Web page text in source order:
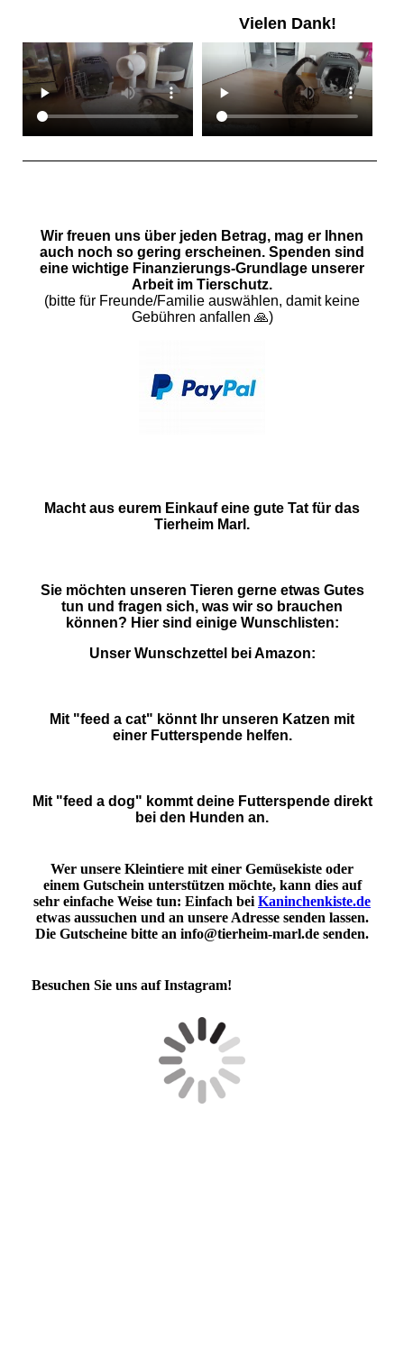
Vielen Dank!
Wir freuen uns über jeden Betrag, mag er Ihnen
auch noch so gering erscheinen. Spenden sind
eine wichtige Finanzierungs-Grundlage unserer
Arbeit im Tierschutz.
(bitte für Freunde/Familie auswählen, damit keine
Gebühren anfallen 🙏)
Macht aus eurem Einkauf eine gute Tat für das
Tierheim Marl.
Sie möchten unseren Tieren gerne etwas Gutes
tun und fragen sich, was wir so brauchen
können? Hier sind einige Wunschlisten:
Unser Wunschzettel bei Amazon:
Mit "feed a cat" könnt Ihr unseren Katzen mit
einer Futterspende helfen.
Mit "feed a dog" kommt deine Futterspende direkt
bei den Hunden an.
Wer unsere Kleintiere mit einer Gemüsekiste oder
einem Gutschein unterstützen möchte, kann dies auf
sehr einfache Weise tun: Einfach bei Kaninchenkiste.de
etwas aussuchen und an unsere Adresse senden lassen.
Die Gutscheine bitte an info@tierheim-marl.de senden.
Besuchen Sie uns auf Instagram!